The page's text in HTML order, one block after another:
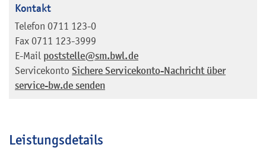
Kontakt
Telefon 0711 123-0
Fax 0711 123-3999
E-Mail poststelle@sm.bwl.de
Servicekonto Sichere Servicekonto-Nachricht über
service-bw.de senden
Leistungsdetails